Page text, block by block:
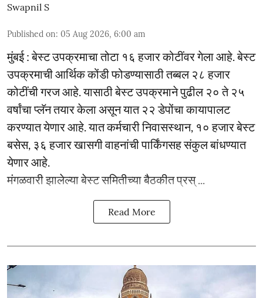
Swapnil S
Published on: 05 Aug 2026, 6:00 am
मुंबई : बेस्ट उपक्रमाचा तोटा १६ हजार कोटींवर गेला आहे. बेस्ट
उपक्रमाची आर्थिक कोंडी फोडण्यासाठी तब्बल २८ हजार
कोटींची गरज आहे. यासाठी बेस्ट उपक्रमाने पुढील २० ते २५
वर्षांचा प्लॅन तयार केला असून यात २२ डेपोंचा कायापालट
करण्यात येणार आहे. यात कर्मचारी निवासस्थान, १० हजार बेस्ट
बसेस, ३६ हजार खासगी वाहनांची पार्किंगसह संकुल बांधण्यात
येणार आहे.
मंगळवारी झालेल्या बेस्ट समितीच्या बैठकीत प्रस् ...
Read More